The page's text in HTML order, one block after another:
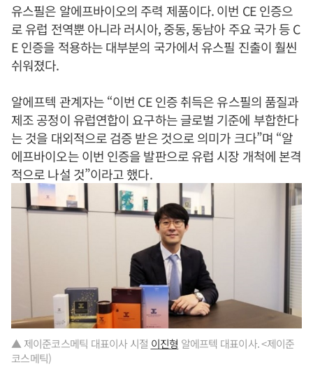
유스필은 알에프바이오의 주력 제품이다. 이번 CE 인증으
로 유럽 전역뿐 아니라 러시아, 중동, 동남아 주요 국가 등 C
E 인증을 적용하는 대부분의 국가에서 유스필 진출이 훨씬
쉬워졌다.
알에프텍 관계자는 “이번 CE 인증 취득은 유스필의 품질과
제조 공정이 유럽연합이 요구하는 글로벌 기준에 부합한다
는 것을 대외적으로 검증 받은 것으로 의미가 크다”며 “알
에프바이오는 이번 인증을 발판으로 유럽 시장 개척에 본격
적으로 나설 것”이라고 했다.
▲ 제이준코스메틱 대표이사 시절 이진형 알에프텍 대표이사. <제이준
코스메틱)